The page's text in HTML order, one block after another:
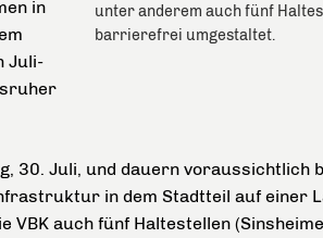
unter anderem auch fünf
barrierefrei umgestaltet.
in
Juli-
30. Juli, und dauern voraussichtlich
in dem Stadtteil auf einer
VBK auch fünf Haltestellen